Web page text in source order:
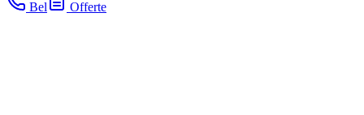
Bel Offerte